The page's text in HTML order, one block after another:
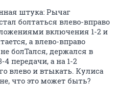
штука: Рычаг
болтаться влево-вправо
включения 1-2 и
а влево-вправо
болТался, держался в
передачи, а на 1-2
влево и втыкать. Кулиса
что это может быть?